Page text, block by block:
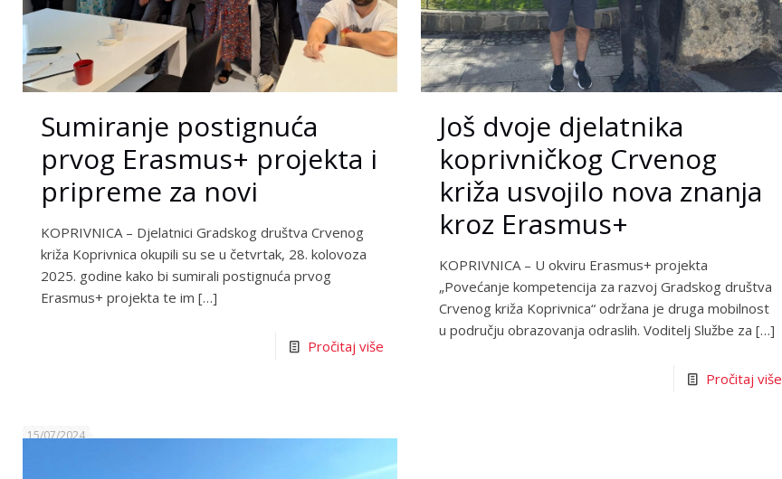
Sumiranje postignuća
prvog Erasmus+ projekta i
pripreme za novi
KOPRIVNICA – Djelatnici Gradskog društva Crvenog
križa Koprivnica okupili su se u četvrtak, 28. kolovoza
2025. godine kako bi sumirali postignuća prvog
Erasmus+ projekta te im […]
Pročitaj više
Još dvoje djelatnika
koprivničkog Crvenog
križa usvojilo nova znanja
kroz Erasmus+
KOPRIVNICA – U okviru Erasmus+ projekta
„Povećanje kompetencija za razvoj Gradskog društva
Crvenog križa Koprivnica“ održana je druga mobilnost
u području obrazovanja odraslih. Voditelj Službe za […]
Pročitaj više
15/07/2024